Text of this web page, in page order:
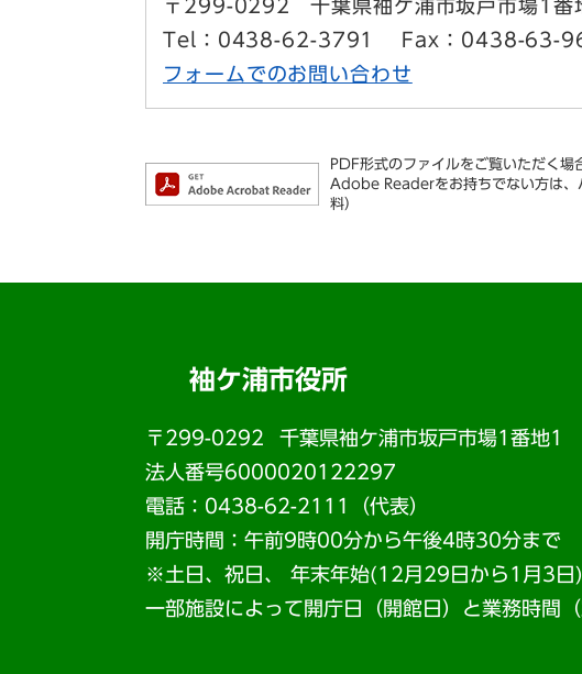
〒299-0292
千葉県袖ケ浦市坂戸市場1
Tel：0438-62-3791
Fax：0438-63-
フォームでのお問い合わせ
PDF形式のファイルをご覧いただく
Adobe Readerをお持ちでない方は、
料）
袖ケ浦市役所
〒299-0292
千葉県袖ケ浦市坂戸市場1番地1
法人番号6000020122297
電話：0438-62-2111（代表）
開庁時間：午前9時00分から午後4時30分まで
※土日、祝日、 年末年始(12月29日から1月3日)
一部施設によって開庁日（開館日）と業務時間